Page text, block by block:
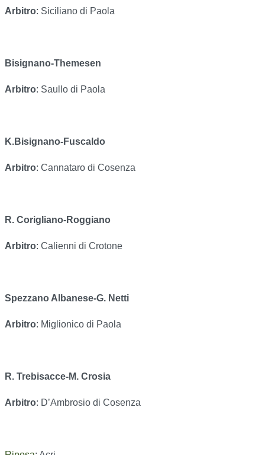
Arbitro: Siciliano di Paola
Bisignano-Themesen
Arbitro: Saullo di Paola
K.Bisignano-Fuscaldo
Arbitro: Cannataro di Cosenza
R. Corigliano-Roggiano
Arbitro: Calienni di Crotone
Spezzano Albanese-G. Netti
Arbitro: Miglionico di Paola
R. Trebisacce-M. Crosia
Arbitro: D’Ambrosio di Cosenza